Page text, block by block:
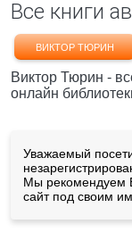
Все книги
ВИКТОР ТЮРИН
Виктор Тюрин -
онлайн
Уважаемый
Мы рекомендуем
сайт под своим